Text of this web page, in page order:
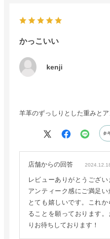
かっこいい
kenji
羊革のずっしりとした重みと
参
店舗からの回答
レビューありがとうござ
アンティーク感にご満足い
とても嬉しいです。これ
ることを願っております。
りお待ちしております！